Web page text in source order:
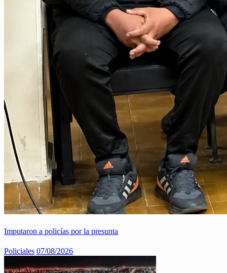
Imputaron a policías por la presunta
Policiales 07/08/2026